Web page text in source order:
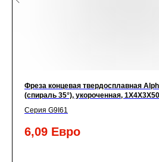
Фреза концевая твердосплавная
(спираль 35°), укороченная,
Серия G9I61
6,09 Евро